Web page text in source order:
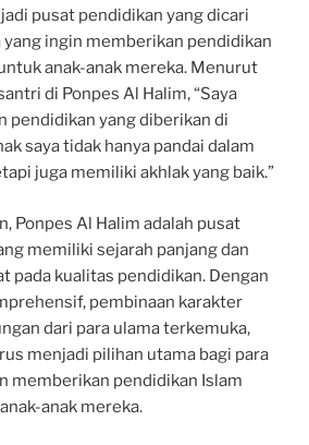
pusat pendidikan yang dicari
yang ingin memberikan pendidikan
anak-anak mereka. Menurut
di Ponpes Al Halim, “Saya
pendidikan yang diberikan di
saya tidak hanya pandai dalam
juga memiliki akhlak yang baik.”
Ponpes Al Halim adalah pusat
memiliki sejarah panjang dan
pada kualitas pendidikan. Dengan
pembinaan karakter
dari para ulama terkemuka,
menjadi pilihan utama bagi para
memberikan pendidikan Islam
anak mereka.